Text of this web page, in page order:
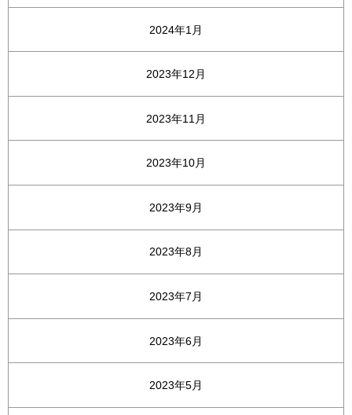
2024年1月
2023年12月
2023年11月
2023年10月
2023年9月
2023年8月
2023年7月
2023年6月
2023年5月